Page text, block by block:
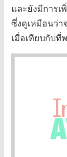
และยังมีการ
ซึ่งดูเหมือนว่า
เมื่อเทียบกับ